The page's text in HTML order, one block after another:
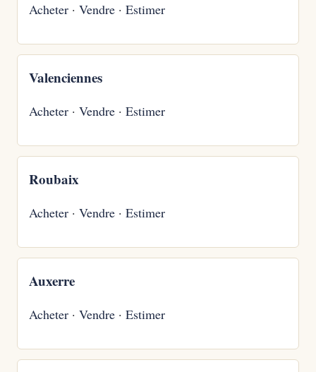
Acheter · Vendre · Estimer
Valenciennes
Acheter · Vendre · Estimer
Roubaix
Acheter · Vendre · Estimer
Auxerre
Acheter · Vendre · Estimer